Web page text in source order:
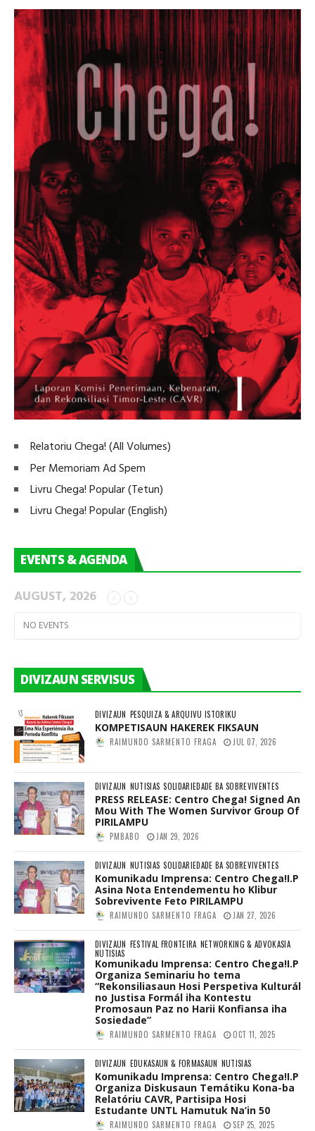
Relatoriu Chega! (All Volumes)
Per Memoriam Ad Spem
Livru Chega! Popular (Tetun)
Livru Chega! Popular (English)
EVENTS & AGENDA
AUGUST, 2026
NO EVENTS
DIVIZAUN SERVISUS
DIVIZAUN PESQUIZA & ARQUIVU ISTORIKU
KOMPETISAUN HAKEREK FIKSAUN
RAIMUNDO SARMENTO FRAGA JUL 07, 2026
DIVIZAUN NUTISIAS SOLIDARIEDADE BA SOBREVIVENTES
PRESS RELEASE: Centro Chega! Signed An
Mou With The Women Survivor Group Of
PIRILAMPU
PMBABO JAN 29, 2026
DIVIZAUN NUTISIAS SOLIDARIEDADE BA SOBREVIVENTES
Komunikadu Imprensa: Centro Chega!I.P
Asina Nota Entendementu ho Klibur
Sobrevivente Feto PIRILAMPU
RAIMUNDO SARMENTO FRAGA JAN 27, 2026
DIVIZAUN FESTIVAL FRONTEIRA NETWORKING & ADVOKASIA
NUTISIAS
Komunikadu Imprensa: Centro Chega!I.P
Organiza Seminariu ho tema
“Rekonsiliasaun Hosi Perspetiva Kulturál
no Justisa Formál iha Kontestu
Promosaun Paz no Harii Konfiansa iha
Sosiedade”
RAIMUNDO SARMENTO FRAGA OCT 11, 2025
DIVIZAUN EDUKASAUN & FORMASAUN NUTISIAS
Komunikadu Imprensa: Centro Chega!I.P
Organiza Diskusaun Temátiku Kona-ba
Relatóriu CAVR, Partisipa Hosi
Estudante UNTL Hamutuk Na’in 50
RAIMUNDO SARMENTO FRAGA SEP 25, 2025